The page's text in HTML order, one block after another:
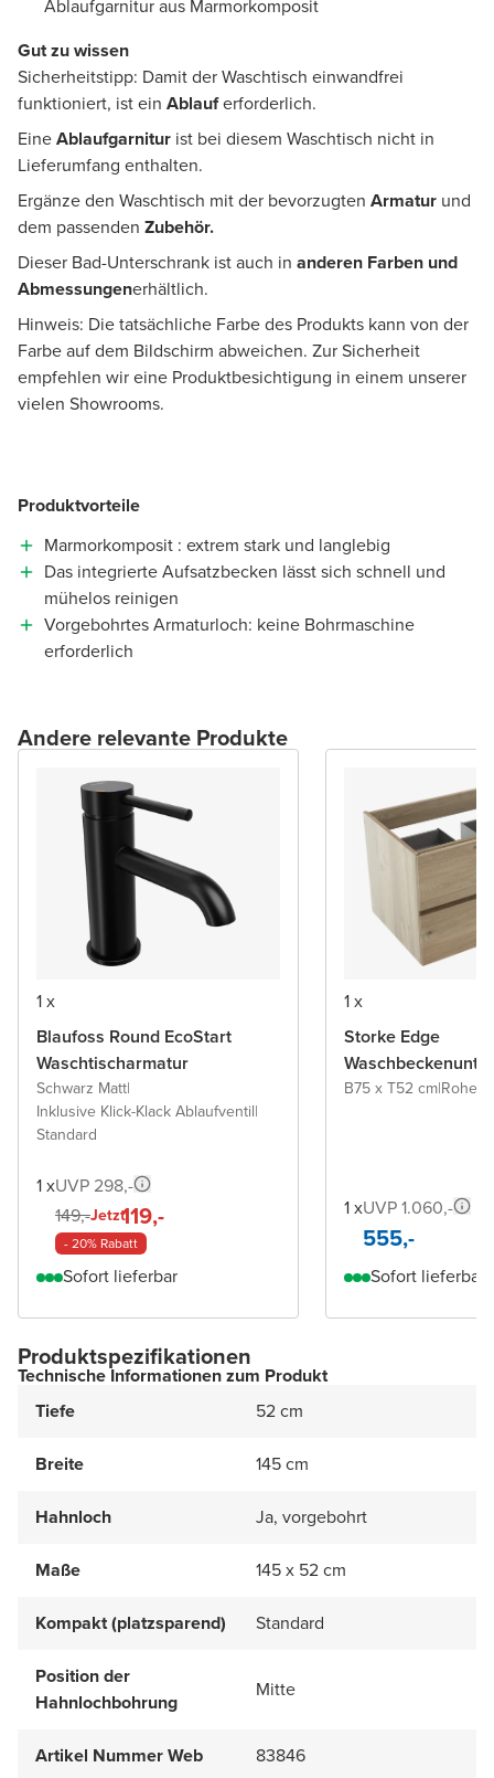
Ablaufgarnitur aus Marmorkomposit
Gut zu wissen
Sicherheitstipp: Damit der Waschtisch einwandfrei
funktioniert, ist ein Ablauferforderlich.
EineAblaufgarnitur ist bei diesem Waschtisch nicht in
Lieferumfang enthalten.
Ergänze den Waschtisch mit der bevorzugten Armatur und
dem passenden Zubehör.
Dieser Bad-Unterschrank ist auch in anderen Farben und
Abmessungenerhältlich.
Hinweis: Die tatsächliche Farbe des Produkts kann von der
Farbe auf dem Bildschirm abweichen. Zur Sicherheit
empfehlen wir eine Produktbesichtigung in einem unserer
vielen Showrooms.
Produktvorteile
Marmorkomposit : extrem stark und langlebig
Das integrierte Aufsatzbecken lässt sich schnell und
mühelos reinigen
Vorgebohrtes Armaturloch: keine Bohrmaschine
erforderlich
Andere relevante Produkte
1 x
Blaufoss Round EcoStart
Waschtischarmatur
Schwarz Matt|
Inklusive Klick-Klack Ablaufventil|
Standard
1 xUVP 298,-
149,-Jetzt119,-
- 20% Rabatt
Sofort lieferbar
1 x
Storke Edge
B75 x T52 cm|Rohe
1 xUVP 1.060,-
555,-
Sofort lieferbar
Produktspezifikationen
Technische Informationen zum Produkt
Tiefe
52 cm
Breite 145 cm
Hahnloch Ja, vorgebohrt
Maße 145 x 52 cm
Kompakt (platzsparend) Standard
Position der
Hahnlochbohrung
Mitte
Artikel Nummer Web 83846